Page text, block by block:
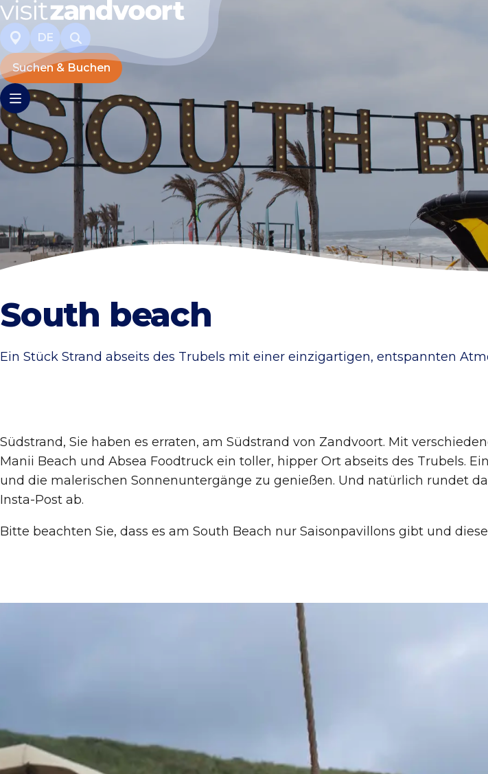
DE
Suchen & Buchen
South beach
Ein Stück Strand abseits des Trubels mit einer einzigartigen, entspannten
Südstrand, Sie haben es erraten, am Südstrand von Zandvoort. Mit
Manii Beach und Absea Foodtruck ein toller, hipper Ort abseits des Trubels.
und die malerischen Sonnenuntergänge zu genießen. Und natürlich rundet
Insta-Post ab.
Bitte beachten Sie, dass es am South Beach nur Saisonpavillons gibt und